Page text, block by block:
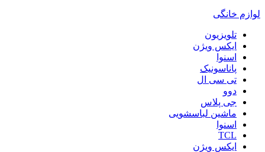
لوازم خانگی
تلویزیون
ایکس ویژن
اسنوا
پاناسونیک
تی سی ال
دوو
جی پلاس
ماشین لباسشویی
اسنوا
TCL
ایکس ویژن